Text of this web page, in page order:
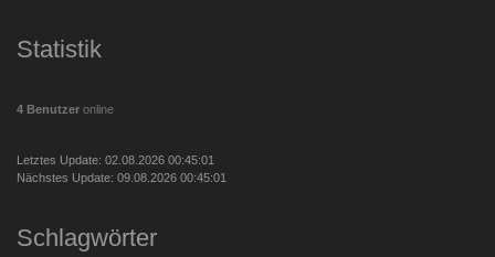
Statistik
4 Benutzer online
Letztes Update: 02.08.2026 00:45:01
Nächstes Update: 09.08.2026 00:45:01
Schlagwörter